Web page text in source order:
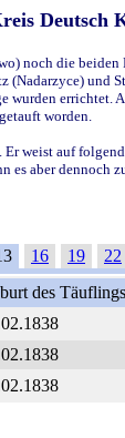
Deutsch
noch die
errichtet.
worden.
Er weist auf
aber dennoch
16 19 22
des Täuflings